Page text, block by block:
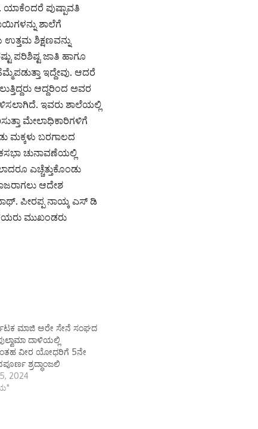
ಯಾಕೆಂದರೆ ಪುಷ್ಪಾವತಿ
ಶಾಲೆಗೆ
ಉತ್ತಮ ಶಿಕ್ಷಣವನ್ನು
ಪರಿಶಿಷ್ಟ ಜಾತಿ ಹಾಗೂ
ಇದ್ದೇವು. ಆದರೆ
ಆದ್ದರಿಂದ ಅವರ
ಇವರು ಶಾಲೆಯಲ್ಲಿ
ಮೇಲಾಧಿಕಾರಿಗಳಿಗೆ
ಮಕ್ಕಳು ಬರಗಾಲದ
ಚುನಾವಣೆಯಲ್ಲಿ
ಎಚ್ಚೆತ್ತುಕೊಂಡು
ಆದೇಶ
ಪೀರಪ್ಪ ನಾಯ್ಕ ಎಸ್ ಡಿ
ಮುಖಂಡರು
ಮಾಜಿ ಅರೇ ಸೇನೆ ಸಂಘದ
ದಾಳಿಯಲ್ಲಿ
ವೀರ ಯೋಧರಿಗೆ 5ನೇ
ಶ್ರದ್ಧಾಂಜಲಿ
2024